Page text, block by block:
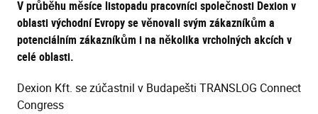
V průběhu měsíce listopadu pracovníci společnosti Dexion v
oblasti východní Evropy se věnovali svým zákazníkům a
potenciálním zákazníkům i na několika vrcholných akcích v
celé oblasti.
Dexion Kft. se zúčastnil v Budapešti TRANSLOG Connect
Congress